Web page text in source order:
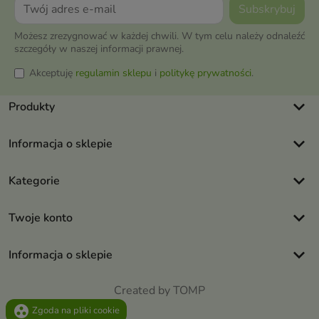
Możesz zrezygnować w każdej chwili. W tym celu należy odnaleźć
szczegóły w naszej informacji prawnej.
Akceptuję regulamin sklepu i politykę prywatności.
Produkty keyboard_arrow_down
Informacja o sklepie keyboard_arrow_down
Kategorie keyboard_arrow_down
Twoje konto keyboard_arrow_down
Informacja o sklepie keyboard_arrow_down
Created by TOMP
group_work Zgoda na pliki cookie